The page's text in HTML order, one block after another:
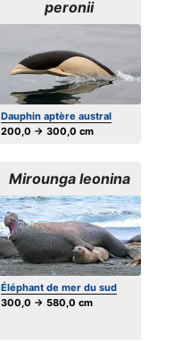
peronii
Dauphin aptère austral
200,0 → 300,0 cm
Mirounga leonina
Éléphant de mer du sud
300,0 → 580,0 cm